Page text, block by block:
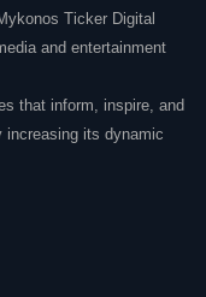
Ticker Digital
and entertainment
that inform, inspire, and
increasing its dynamic